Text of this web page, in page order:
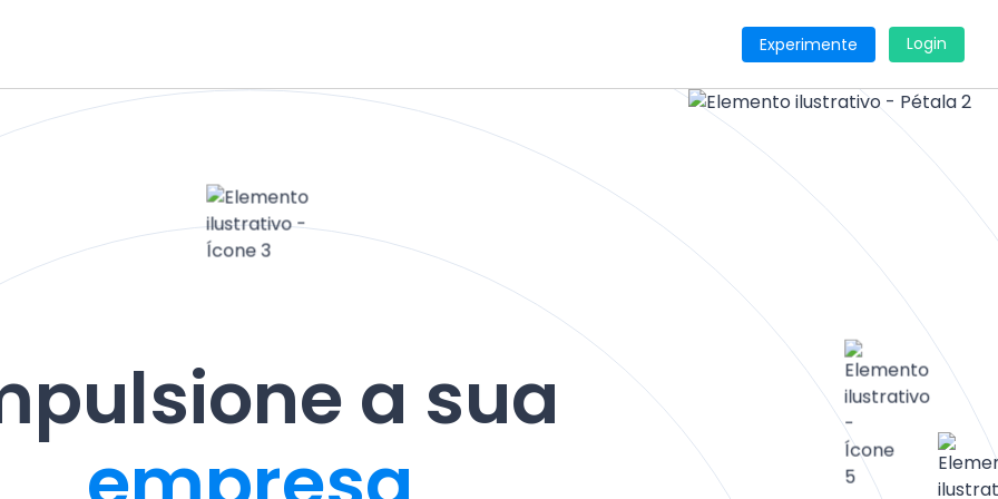
Experimente Login
a sua